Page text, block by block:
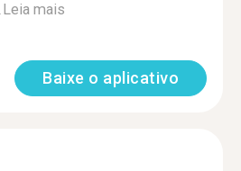
Leia mais
Baixe o aplicativo